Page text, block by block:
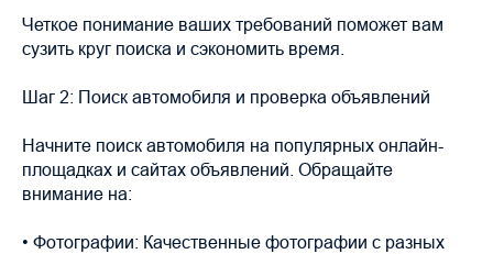
Четкое понимание ваших требований поможет вам
сузить круг поиска и сэкономить время.
Шаг 2: Поиск автомобиля и проверка объявлений
Начните поиск автомобиля на популярных онлайн-
площадках и сайтах объявлений. Обращайте
внимание на:
• Фотографии: Качественные фотографии с разных